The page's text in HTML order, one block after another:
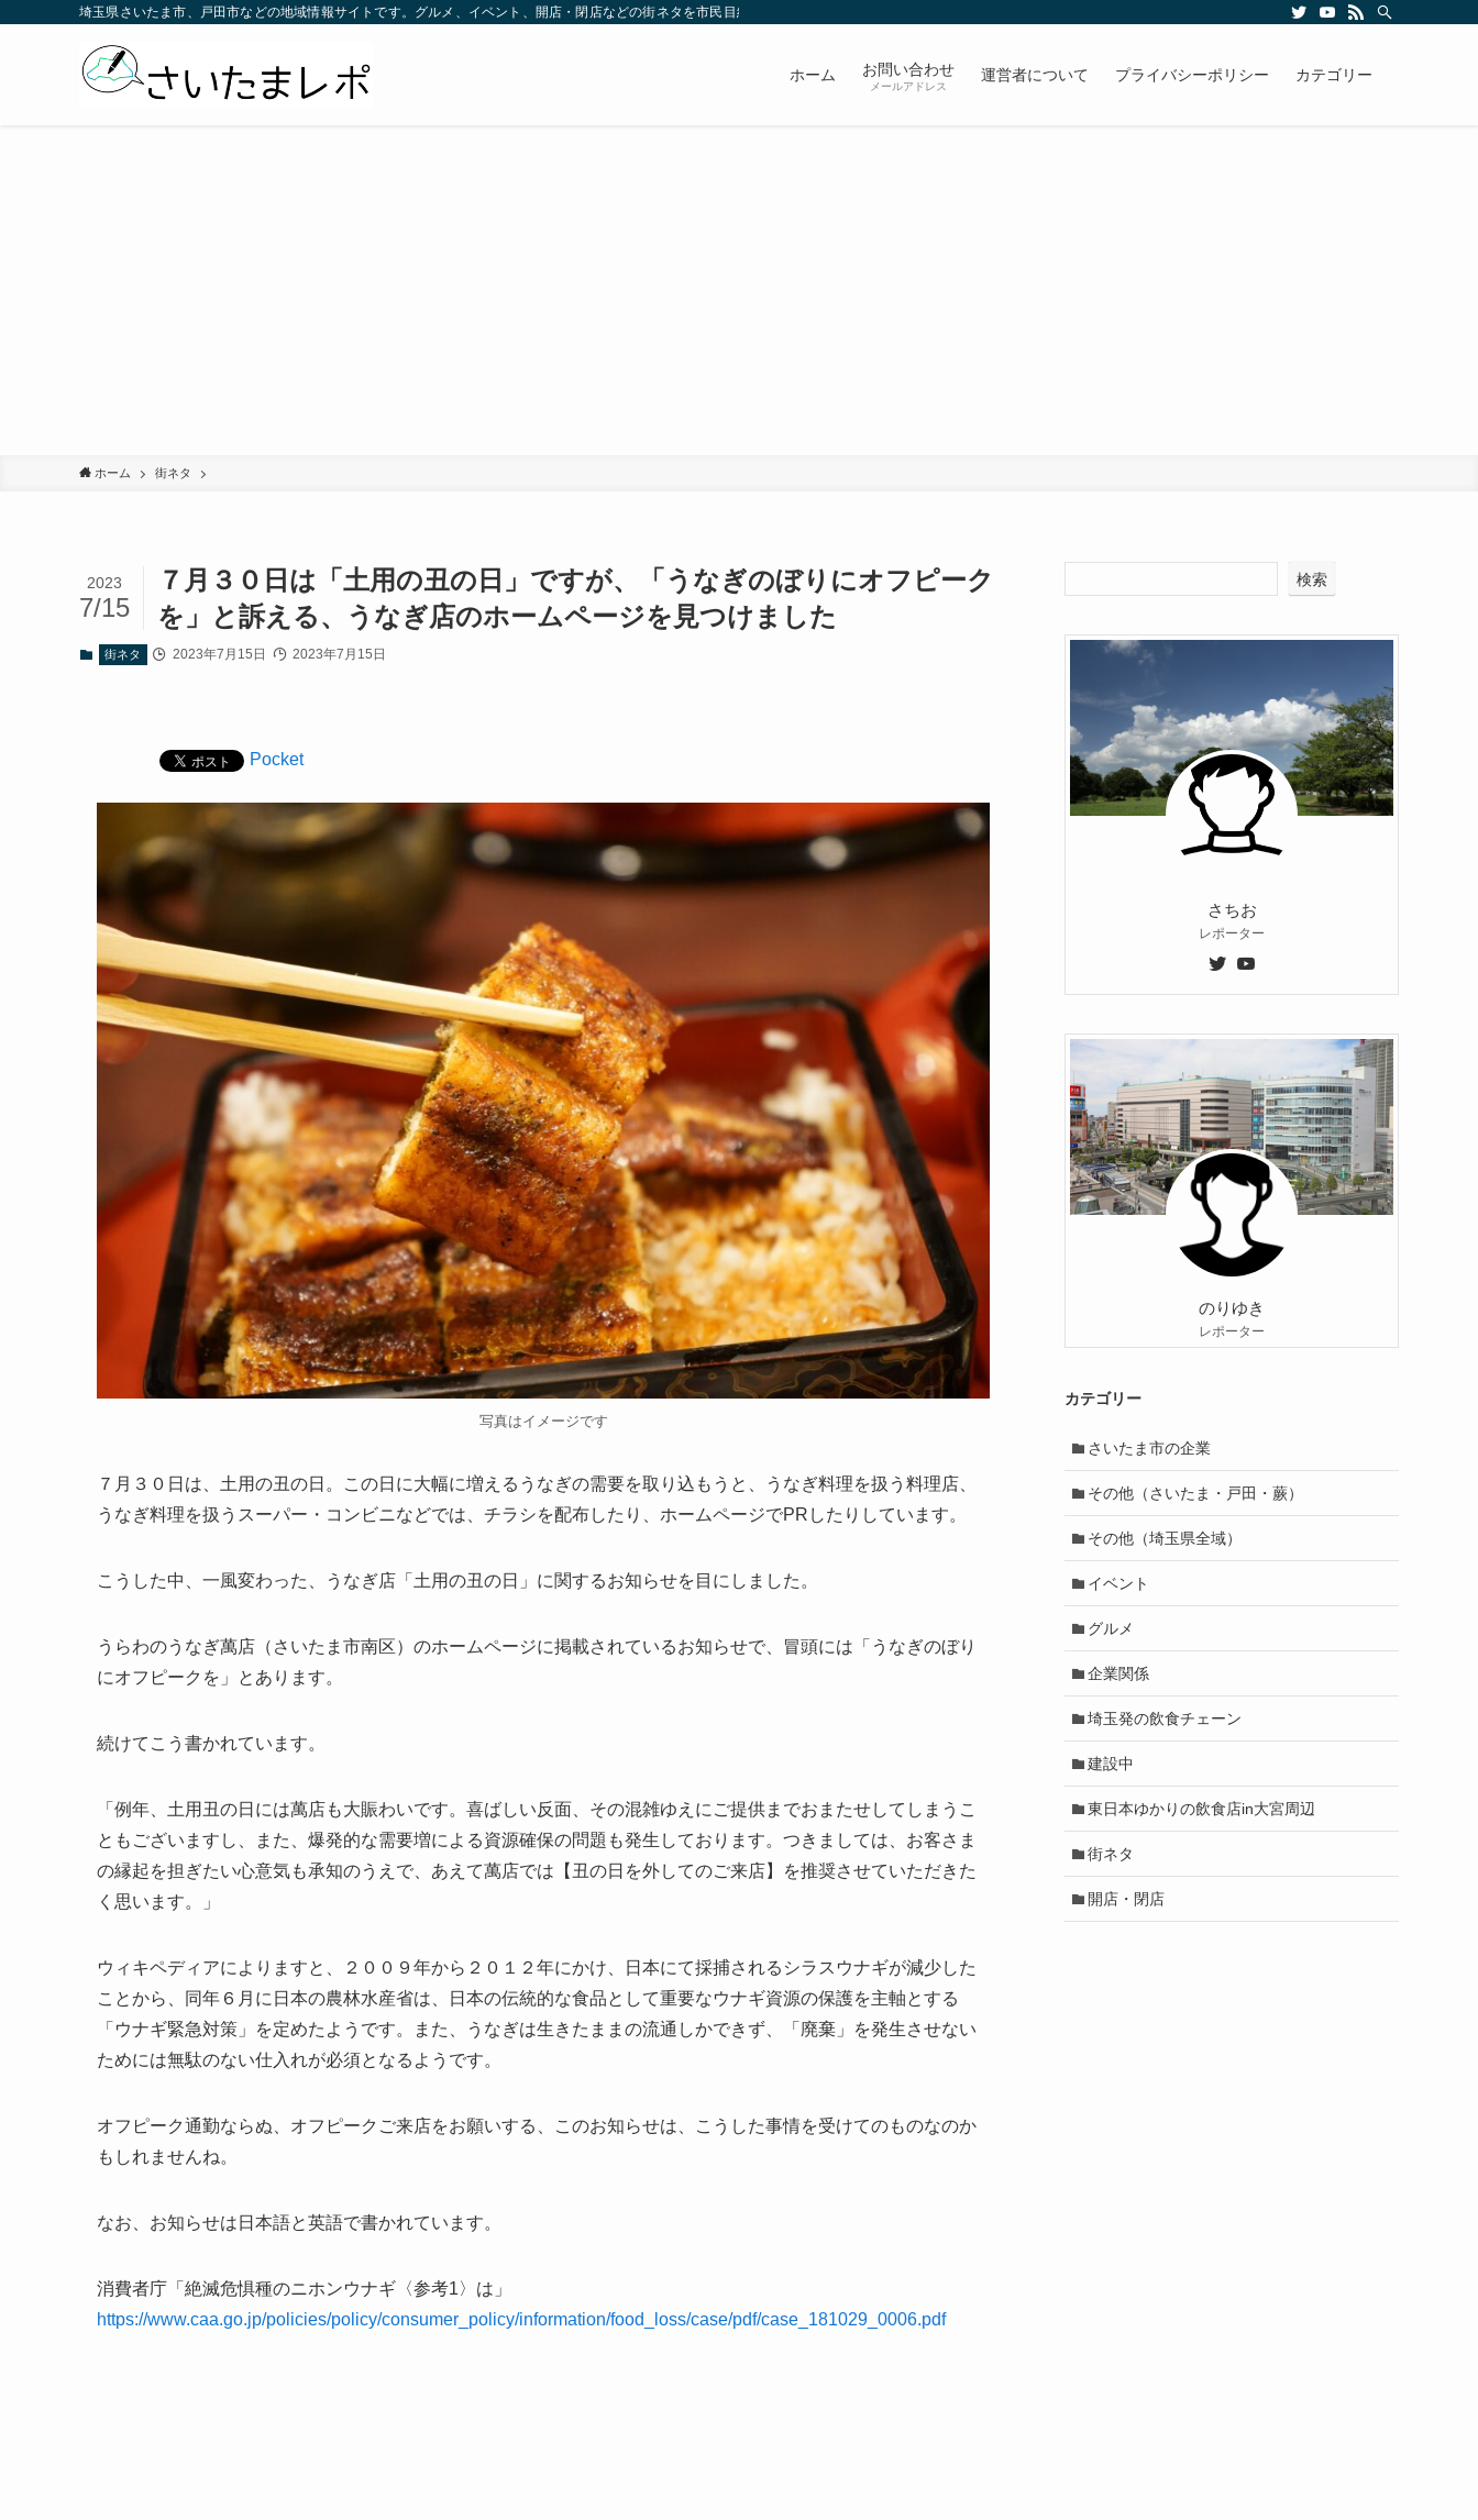
埼玉県さいたま市、戸田市などの地域情報サイトです。グルメ、イベント、開店・閉店などの街ネタを市民目線で発信していきます。
ホーム お問い合わせ
メールアドレス
運営者について プライバシーポリシー カテゴリー
ホーム 街ネタ
７月３０日は「土用の丑の日」ですが、「うなぎのぼりにオフピーク
を」と訴える、うなぎ店のホームページを見つけました
2023
7/15
街ネタ 2023年7月15日 2023年7月15日
Pocket
写真はイメージです
７月３０日は、土用の丑の日。この日に大幅に増えるうなぎの需要を取り込もうと、うなぎ料理を扱う料理店、
うなぎ料理を扱うスーパー・コンビニなどでは、チラシを配布したり、ホームページでPRしたりしています。
こうした中、一風変わった、うなぎ店「土用の丑の日」に関するお知らせを目にしました。
うらわのうなぎ萬店（さいたま市南区）のホームページに掲載されているお知らせで、冒頭には「うなぎのぼり
にオフピークを」とあります。
続けてこう書かれています。
「例年、土用丑の日には萬店も大賑わいです。喜ばしい反面、その混雑ゆえにご提供までおまたせしてしまうこ
ともございますし、また、爆発的な需要増による資源確保の問題も発生しております。つきましては、お客さま
の縁起を担ぎたい心意気も承知のうえで、あえて萬店では【丑の日を外してのご来店】を推奨させていただきた
く思います。」
ウィキペディアによりますと、２００９年から２０１２年にかけ、日本にて採捕されるシラスウナギが減少した
ことから、同年６月に日本の農林水産省は、日本の伝統的な食品として重要なウナギ資源の保護を主軸とする
「ウナギ緊急対策」を定めたようです。また、うなぎは生きたままの流通しかできず、「廃棄」を発生させない
ためには無駄のない仕入れが必須となるようです。
オフピーク通勤ならぬ、オフピークご来店をお願いする、このお知らせは、こうした事情を受けてのものなのか
もしれませんね。
なお、お知らせは日本語と英語で書かれています。
消費者庁「絶滅危惧種のニホンウナギ〈参考1〉は」
https://www.caa.go.jp/policies/policy/consumer_policy/information/food_loss/case/pdf/case_181029_0006.pdf
検索
さちお
レポーター
のりゆき
レポーター
カテゴリー
さいたま市の企業
その他（さいたま・戸田・蕨）
その他（埼玉県全域）
イベント
グルメ
企業関係
埼玉発の飲食チェーン
建設中
東日本ゆかりの飲食店in大宮周辺
街ネタ
開店・閉店